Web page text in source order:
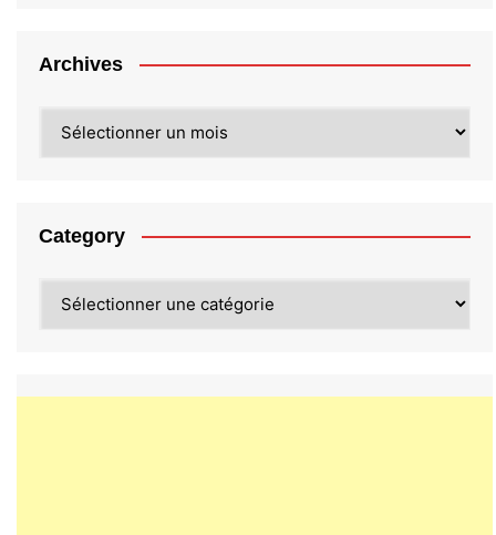
Archives
Category